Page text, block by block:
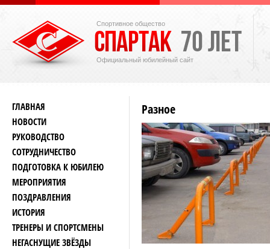
Спортивное общество
Официальный юбилейный сайт
ГЛАВНАЯ
НОВОСТИ
РУКОВОДСТВО
СОТРУДНИЧЕСТВО
ПОДГОТОВКА К ЮБИЛЕЮ
МЕРОПРИЯТИЯ
ПОЗДРАВЛЕНИЯ
ИСТОРИЯ
ТРЕНЕРЫ И СПОРТСМЕНЫ
НЕГАСНУЩИЕ ЗВЁЗДЫ
Разное